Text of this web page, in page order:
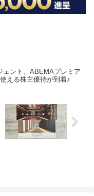
ェント、ABEMAプレミア
える株主優待が到着♪